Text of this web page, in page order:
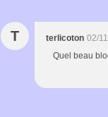
T terlicoton 02/
Quel beau